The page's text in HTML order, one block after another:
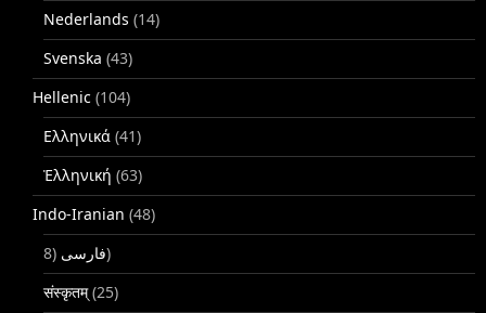
Nederlands (14)
Svenska (43)
Hellenic (104)
Ελληνικά (41)
Ἑλληνική (63)
Indo-Iranian (48)
فارسی(8)
संस्कृतम्(25)